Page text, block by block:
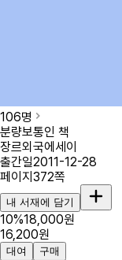
106명
분량보통인 책
장르외국에세이
출간일2011-12-28
페이지 372쪽
내 서재에 담기
10%18,000원
16,200원
대여 구매